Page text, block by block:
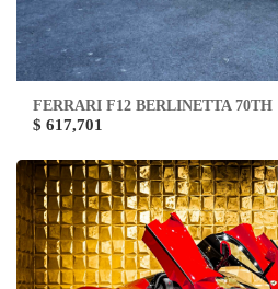
FERRARI F12 BERLINETTA 70TH
$ 617,701